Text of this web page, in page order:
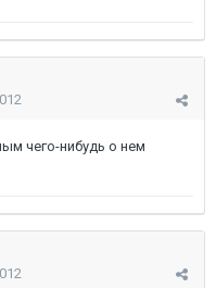
чего-нибудь о нем